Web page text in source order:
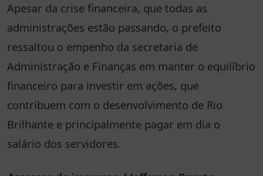
Apesar da crise financeira, que todas as
administrações estão passando, o prefeito
ressaltou o empenho da secretaria de
Administração e Finanças em manter o equilíbrio
financeiro para investir em ações, que
contribuem com o desenvolvimento de Rio
Brilhante e principalmente pagar em dia o
salário dos servidores.